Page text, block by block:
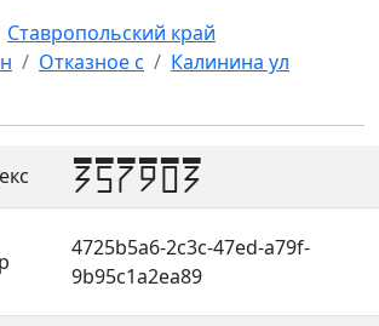
Ставропольский край
Отказное с
Калинина ул
357903
4725b5a6-2c3c-47ed-a79f-
9b95c1a2ea89